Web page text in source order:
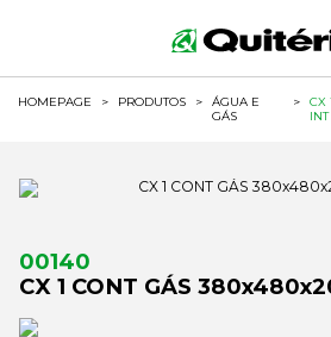
HOMEPAGE > PRODUTOS >
ÁGUA E
GÁS
>
CX
INT
00140
CX 1 CONT GÁS